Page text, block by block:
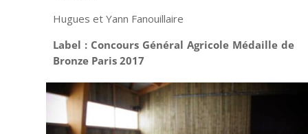
Hugues et Yann Fanouillaire
Label : Concours Général Agricole Médaille de
Bronze Paris 2017